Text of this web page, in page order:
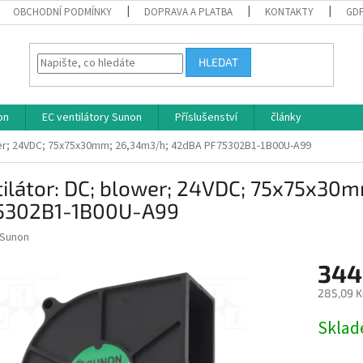
OBCHODNÍ PODMÍNKY DOPRAVA A PLATBA KONTAKTY
HLEDAT
EC ventilátory Sunon Příslušenství
články
24VDC; 75x75x30mm; 26,34m3/h; 42dBA PF75302B1-1B00U-A99
DC; blower; 24VDC;
1B00U-A99
Sunon
285,09
cena: